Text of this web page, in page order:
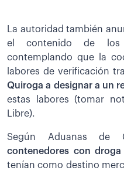
La autoridad también
el contenido de los
contemplando que la
labores de verificación
Quiroga a designar a un
estas labores (tomar
Libre).
Según Aduanas de
contenedores con droga
tenían como destino